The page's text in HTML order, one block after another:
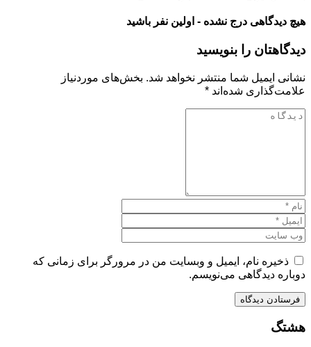
هیچ دیدگاهی درج نشده - اولین نفر باشید
دیدگاهتان را بنویسید
نشانی ایمیل شما منتشر نخواهد شد. بخش‌های موردنیاز
علامت‌گذاری شده‌اند *
ذخیره نام، ایمیل و وبسایت من در مرورگر برای زمانی که
دوباره دیدگاهی می‌نویسم.
هشتگ